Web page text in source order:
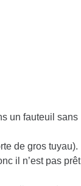
un fauteuil sans
de gros tuyau).
il n’est pas prêt